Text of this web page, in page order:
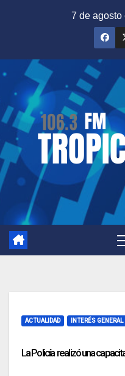
7 de agosto
ACTUALIDAD INTERÉS GENERAL
La Policía realizó una